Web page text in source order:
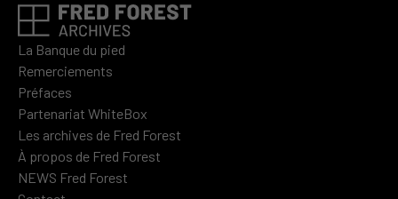
La Banque du pied
Remerciements
Préfaces
Partenariat WhiteBox
Les archives de Fred Forest
À propos de Fred Forest
NEWS Fred Forest